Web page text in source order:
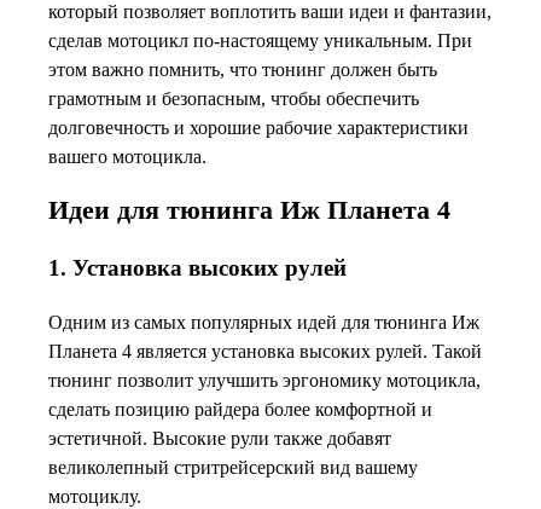
который позволяет воплотить ваши идеи и фантазии,
сделав мотоцикл по-настоящему уникальным. При
этом важно помнить, что тюнинг должен быть
грамотным и безопасным, чтобы обеспечить
долговечность и хорошие рабочие характеристики
вашего мотоцикла.
Идеи для тюнинга Иж Планета 4
1. Установка высоких рулей
Одним из самых популярных идей для тюнинга Иж
Планета 4 является установка высоких рулей. Такой
тюнинг позволит улучшить эргономику мотоцикла,
сделать позицию райдера более комфортной и
эстетичной. Высокие рули также добавят
великолепный стритрейсерский вид вашему
мотоциклу.